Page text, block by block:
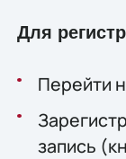
Для
Перейти
запись